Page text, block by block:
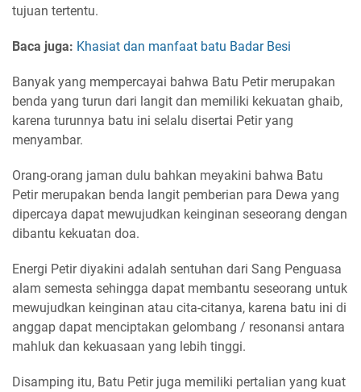
tujuan tertentu.
Baca juga: Khasiat dan manfaat batu Badar Besi
Banyak yang mempercayai bahwa Batu Petir merupakan
benda yang turun dari langit dan memiliki kekuatan ghaib,
karena turunnya batu ini selalu disertai Petir yang
menyambar.
Orang-orang jaman dulu bahkan meyakini bahwa Batu
Petir merupakan benda langit pemberian para Dewa yang
dipercaya dapat mewujudkan keinginan seseorang dengan
dibantu kekuatan doa.
Energi Petir diyakini adalah sentuhan dari Sang Penguasa
alam semesta sehingga dapat membantu seseorang untuk
mewujudkan keinginan atau cita-citanya, karena batu ini di
anggap dapat menciptakan gelombang / resonansi antara
mahluk dan kekuasaan yang lebih tinggi.
Disamping itu, Batu Petir juga memiliki pertalian yang kuat